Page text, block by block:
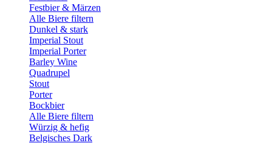
Festbier & Märzen
Alle Biere filtern
Dunkel & stark
Imperial Stout
Imperial Porter
Barley Wine
Quadrupel
Stout
Porter
Bockbier
Alle Biere filtern
Würzig & hefig
Belgisches Dark